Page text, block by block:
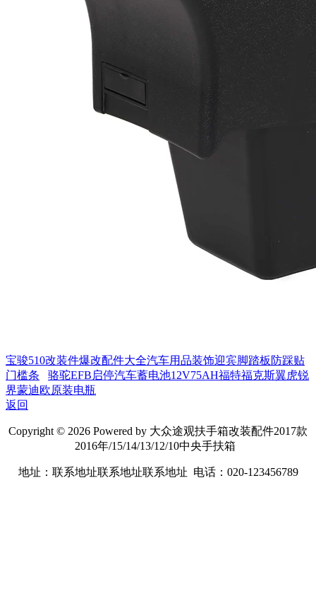
宝骏510改装件爆改配件大全汽车用品装饰迎宾脚踏板防踩贴
门槛条
骆驼EFB启停汽车蓄电池12V75AH福特福克斯翼虎锐
界蒙迪欧原装电瓶
返回
Copyright © 2026 Powered by 大众途观扶手箱改装配件2017款
2016年/15/14/13/12/10中央手扶箱
地址：联系地址联系地址联系地址 电话：020-123456789